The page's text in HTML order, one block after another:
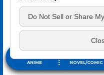
森の上位種族である樹人族（ト
竜気魔鋼
どらごたいと
ラミリスの発案で、依代の骨と
を注入して生まれた金属。生
ANIME NOVEL/COMIC